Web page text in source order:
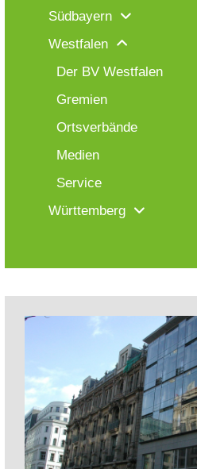
Südbayern
Westfalen
Der BV Westfalen
Gremien
Ortsverbände
Medien
Service
Württemberg